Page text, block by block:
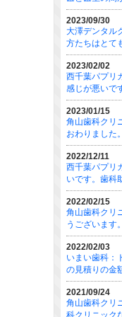
2023/09/30
大澤デンタル
方たちはとて
2023/02/02
西千葉パプリ
感じが悪いで
2023/01/15
角山歯科クリ
おわりました
2022/12/11
西千葉パプリ
いです。歯科
2022/02/15
角山歯科クリ
うございます
2022/02/03
いまい歯科：
の見積りの金
2021/09/24
角山歯科クリ